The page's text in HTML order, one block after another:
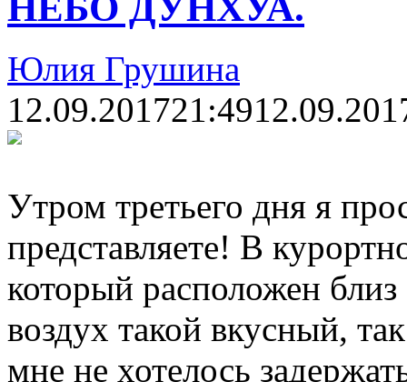
Юлия Грушина
12.09.201721:49
Утром третьего дня я
представляете! В
который расположен
воздух такой вкусный,
мне не хотелось